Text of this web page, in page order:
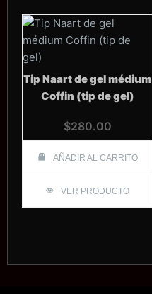
Tip Naart de gel médium
Coffin (tip de gel)
$280.00
AÑADIR AL CARRITO
VER PRODUCTO